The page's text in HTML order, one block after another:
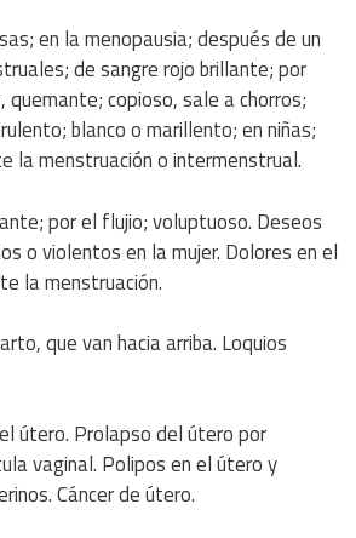
en la menopausia; después de un
de sangre rojo brillante; por
quemante; copioso, sale a chorros;
blanco o marillento; en niñas;
la menstruación o intermenstrual.
por el flujio; voluptuoso. Deseos
o violentos en la mujer. Dolores en el
la menstruación.
que van hacia arriba. Loquios
útero. Prolapso del útero por
vaginal. Polipos en el útero y
Cáncer de útero.